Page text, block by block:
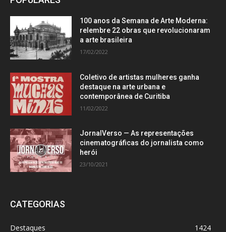
100 anos da Semana de Arte Moderna:
relembre 22 obras que revolucionaram
a arte brasileira
17/02/2022
Coletivo de artistas mulheres ganha
destaque na arte urbana e
contemporânea de Curitiba
11/02/2022
JornalVerso — As representações
cinematográficas do jornalista como
herói
23/10/2021
CATEGORIAS
Destaques
1424